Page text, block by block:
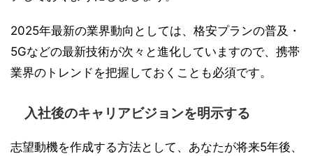
2025年最新の業界動向としては、格安プランの普及・
5Gなどの最新技術が次々と進化していますので、携帯
業界のトレンドを把握しておくことも必須です。
入社後のキャリアビジョンを明示する
志望動機を作成する方法として、あなたが将来5年後、